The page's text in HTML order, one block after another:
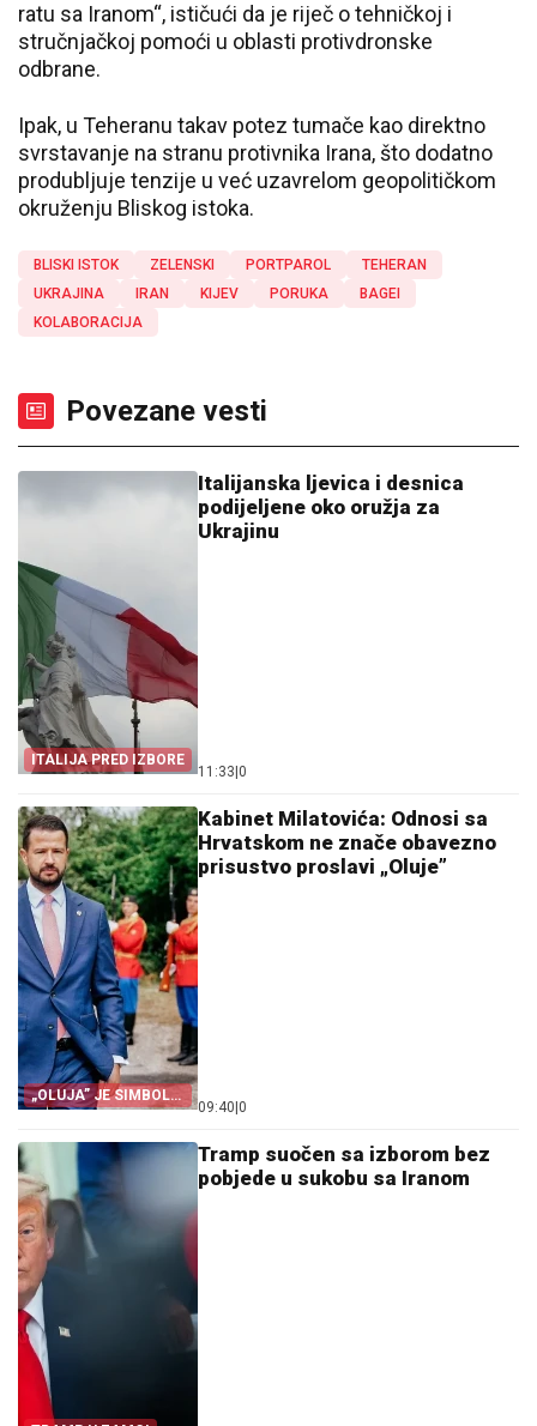
ratu sa Iranom“, ističući da je riječ o tehničkoj i
stručnjačkoj pomoći u oblasti protivdronske
odbrane.
Ipak, u Teheranu takav potez tumače kao direktno
svrstavanje na stranu protivnika Irana, što dodatno
produbljuje tenzije u već uzavrelom geopolitičkom
okruženju Bliskog istoka.
BLISKI ISTOK ZELENSKI PORTPAROL
TEHERAN
UKRAJINA
IRAN KIJEV PORUKA
BAGEI
KOLABORACIJA
Povezane vesti
ITALIJA PRED IZBORE
Italijanska ljevica i desnica
podijeljene oko oružja za
Ukrajinu
11:33 0
„OLUJA” JE SIMBOL
PROGONA
Kabinet Milatovića: Odnosi sa
Hrvatskom ne znače obavezno
prisustvo proslavi „Oluje”
09:40 0
Tramp suočen sa izborom bez
pobjede u sukobu sa Iranom